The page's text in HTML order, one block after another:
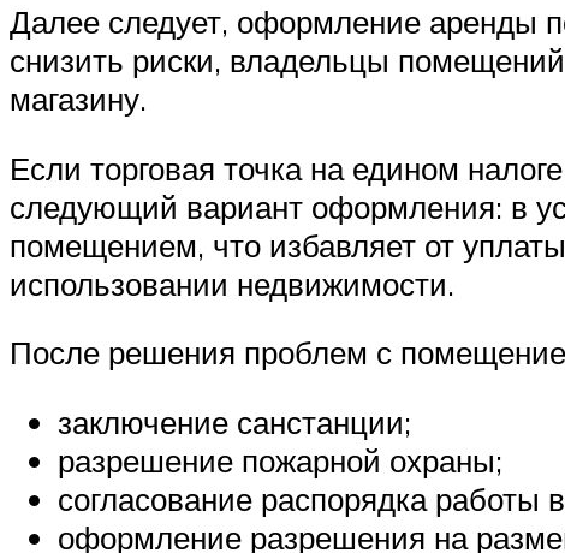
Далее следует, оформление аренды
снизить риски, владельцы
магазину.
Если торговая точка на едином
следующий вариант оформления: в
помещением, что избавляет от
использовании недвижимости.
После решения проблем с
заключение санстанции;
разрешение пожарной охраны;
согласование распорядка работы
оформление разрешения на